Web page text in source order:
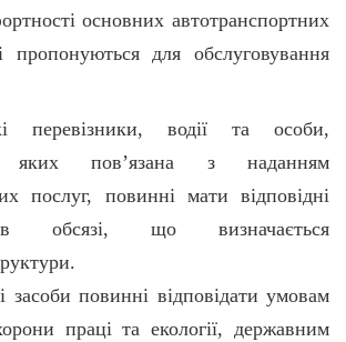
основних автотранспортних
пропонуються для обслуговування
перевізники, водії та особи,
яких пов’язана з наданням
послуг, повинні мати відповідні
обсязі, що визначається
засоби повинні відповідати умовам
праці та екології, державним